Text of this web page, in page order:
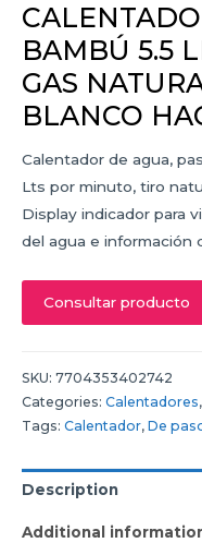
BAMBÚ 5.5
GAS
BLANCO
Calentador de agua,
Lts por minuto, tiro
Display indicador para
del agua e información
Consultar producto
SKU: 7704353402742
Categories: Calentadores,
Tags: Calentador, De
Description
Additional